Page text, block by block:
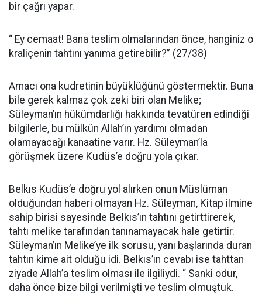
bir çağrı yapar.
“ Ey cemaat! Bana teslim olmalarından önce, hangi­niz o
kraliçenin tahtını yanıma getirebilir?” (27/38)
Amacı ona kudretinin bü­yüklüğünü göstermektir. Buna
bile gerek kalmaz çok zeki biri olan Me­like;
Süleyman’ın hükümdarlığı hakkında tevatüren edindiği
bilgi­lerle, bu mülkün Allah’ın yardımı olmadan
olamayacağı kanaatine varır. Hz. Süleyman’la
görüşmek üzere Kudüs’e doğru yola çıkar.
Belkıs Kudüs’e doğru yol alır­ken onun Müslüman
olduğundan haberi olmayan Hz. Süleyman, Kitap ilmine
sahip birisi sayesinde Belkıs’ın tahtını getirttirerek,
tahtı melike tarafından tanınamayacak hale getirtir.
Süleyman’ın Melike’ye ilk sorusu, yanı başlarında duran
tahtın kime ait olduğu idi. Belkıs’ın cevabı ise tahttan
ziyade Allah’a teslim olması ile ilgiliydi. “ Sanki odur,
daha önce bize bilgi verilmişti ve teslim olmuştuk.